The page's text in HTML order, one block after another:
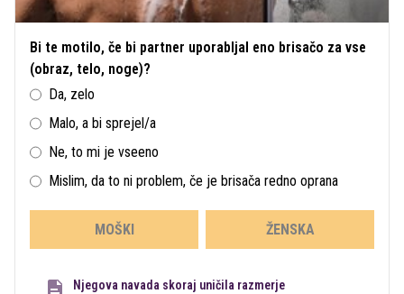
Bi te motilo, če bi partner uporabljal eno brisačo za vse
(obraz, telo, noge)?
Da, zelo
Malo, a bi sprejel/a
Ne, to mi je vseeno
Mislim, da to ni problem, če je brisača redno oprana
MOŠKI ŽENSKA
Njegova navada skoraj uničila razmerje